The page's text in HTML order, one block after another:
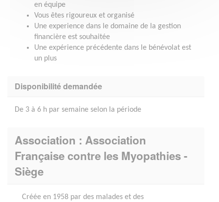
en équipe
Vous êtes rigoureux et organisé
Une experience dans le domaine de la gestion
financière est souhaitée
Une expérience précédente dans le bénévolat est
un plus
Disponibilité demandée
De 3 à 6 h par semaine selon la période
Association : Association
Française contre les Myopathies -
Siège
Créée en 1958 par des malades et des